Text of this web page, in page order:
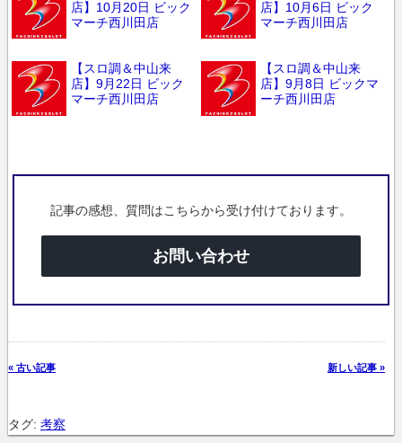
店】10月20日 ビック
マーチ西川田店
店】10月6日 ビック
マーチ西川田店
【スロ調＆中山来
店】9月22日 ビック
マーチ西川田店
【スロ調＆中山来
店】9月8日 ビックマ
ーチ西川田店
記事の感想、質問はこちらから受け付けております。
お問い合わせ
« 古い記事 新しい記事 »
タグ: 考察